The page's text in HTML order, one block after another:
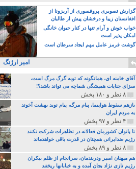
گزارش تصویری پروفسوری از آریزونا از
افغانستان زیبا و درخشان پیش از طالبان
خواب خوش و آرام تنها در کنار حیوان خانگی
امکان پذیر است
گوشت قرمز عامل مهم ایجاد سرطان است
امیر ارژنگ
آقای خامنه ای، همانگونه که توبه گرگ مرگ است،
سزای جنایات همیشگی شماچه می تواند باشد؟!
۸ نظر و ۱۸۰ پخش
بازهم سقوط هواپیما، پیام مرگ، پیام نوید بهشت آخوند
به مردم ایران
۴ نظر و ۹۷ پخش
تا بانوان کشورمان فعالانه در تظاهرات شرکت نکنند
رژیم ضدایرانی همچنان در قدرت باقی خواهدماند
۸ نظر و ۸۹ پخش
هم میهنان اسیر ودربندمان، سرانجام از ظلم بیکران
رژیم تازی نژاد بجان آمده و به خبابانها ریختند